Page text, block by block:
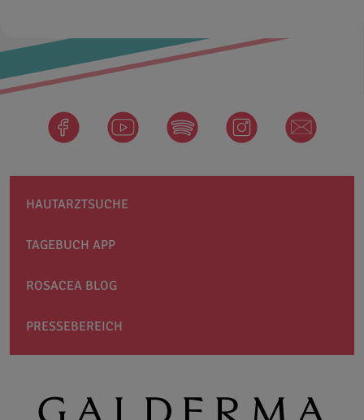
facebook Spotify instagram newsletter
HAUTARZTSUCHE
TAGEBUCH APP
ROSACEA BLOG
PRESSEBEREICH